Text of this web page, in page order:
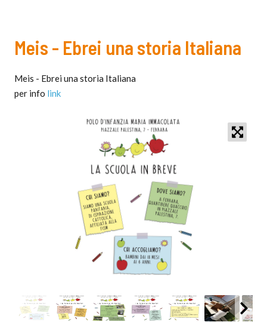
Meis - Ebrei una storia Italiana
Meis - Ebrei una storia Italiana
per info link